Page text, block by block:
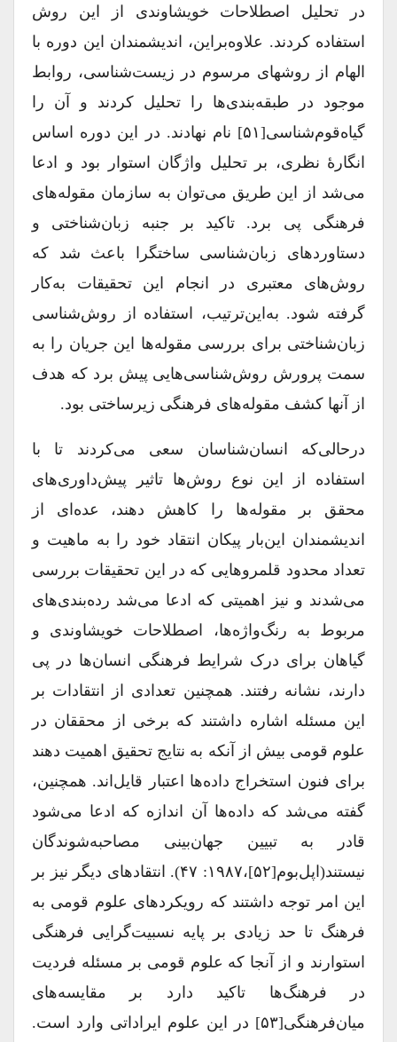
در تحلیل اصطلاحات خویشاوندی از این روش
استفاده ‌کردند. علاوه‌براین، اندیشمندان این دوره با
الهام از روش‎های مرسوم در زیست‌شناسی، روابط
موجود در طبقه‎‌‌بندی‌ها را تحلیل کردند و آن را
گیاه‌قوم‌شناسی[۵۱] نام نهادند. در این دوره اساس
انگارۀ نظری، بر تحلیل واژگان استوار بود و ادعا
می‌شد از این طریق می‌توان به سازمان مقوله‌های
فرهنگی پی برد. تاکید بر جنبه زبان‌شناختی و
دستاوردهای زبان‌شناسی ساختگرا باعث شد که
روش‌های معتبری در انجام این تحقیقات به‌کار
گرفته شود. به‌این‌ترتیب، استفاده از روش‌شناسی
زبان‌شناختی برای بررسی مقوله‌ها این جریان را به
سمت پرورش روش‌شناسی‌هایی پیش برد که هدف
از آنها کشف مقوله‌های فرهنگی زیرساختی بود.
درحالی‌که انسان‌شناسان سعی می‌کردند تا با
استفاده از این نوع روش‌‌ها تاثیر پیش‌داوری‌های
محقق بر مقوله‌ها را کاهش دهند، عده‌ای از
اندیشمندان این‌بار پیکان انتقاد خود را به ماهیت و
تعداد محدود قلمروهایی که در این تحقیقات بررسی
می‌شدند و نیز اهمیتی که ادعا می‌شد رده‌بندی‌های
مربوط به رنگ‌واژه‌ها‌، اصطلاحات خویشاوندی و
گیاهان برای درک شرایط فرهنگی انسان‌ها در پی
دارند، نشانه رفتند. همچنین تعدادی از انتقادات بر
این مسئله اشاره داشتند که برخی از محققان در
علوم قومی بیش از آنکه به نتایج تحقیق اهمیت دهند
برای فنون استخراج داده‌ها اعتبار قایل‌اند. همچنین،
گفته می‌شد که داده‌ها آن اندازه که ادعا می‌شود
قادر به تبیین جهان‌بینی مصاحبه‌شوندگان
نیستند(اپل‌بوم[۵۲]،۱۹۸۷: ۴۷). انتقادهای دیگر نیز بر
این امر توجه داشتند که رویکردهای علوم قومی به
فرهنگ تا حد زیادی بر پایه نسبیت‌گرایی فرهنگی
استوارند و از آنجا که علوم قومی بر مسئله فردیت
در فرهنگ‌ها تاکید دارد بر مقایسه‌های
میان‌فرهنگی[۵۳] در این علوم ایراداتی وارد است.